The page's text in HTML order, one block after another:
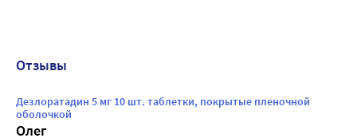
Отзывы
Дезлоратадин 5 мг 10 шт. таблетки, покрытые пленочной
оболочкой
Олег